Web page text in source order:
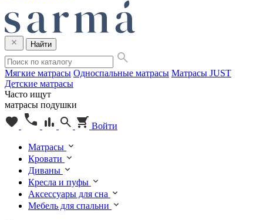
Найти
Мягкие матрасы Односпальные матрасы Матрасы JUST
Детские матрасы
Часто ищут
матрасы подушки
Войти
Матрасы
Кровати
Диваны
Кресла и пуфы
Аксессуары для сна
Мебель для спальни